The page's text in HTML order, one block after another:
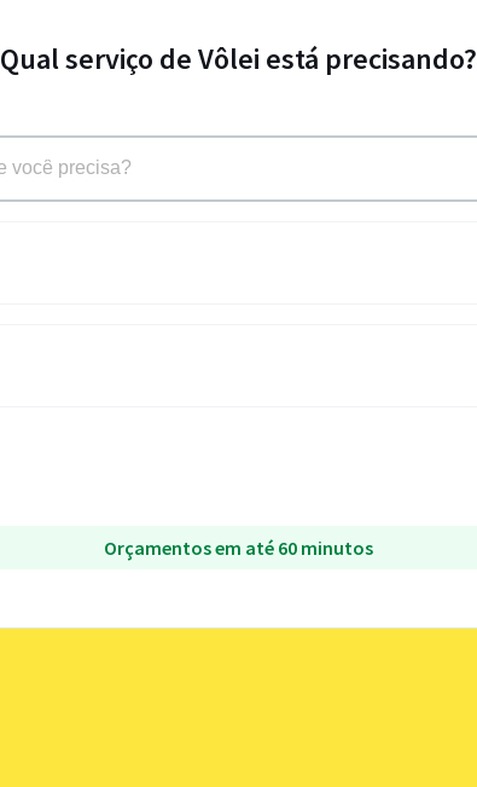
Qual serviço de Vôlei está precisando?
Orçamentos em até 60 minutos